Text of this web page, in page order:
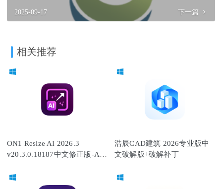
2025-09-17 下一篇
相关推荐
ON1 Resize AI 2026.3
v20.3.0.18187中文修正版-AI
浩辰CAD建筑 2026专业版中
文破解版+破解补丁